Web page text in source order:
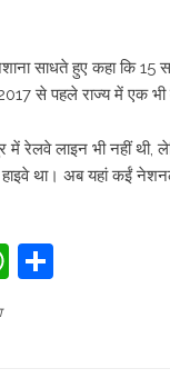
साधते हुए कहा कि 15
से पहले राज्य में एक भी
में रेलवे लाइन भी नहीं
था। अब यहां कईं
WhatsApp